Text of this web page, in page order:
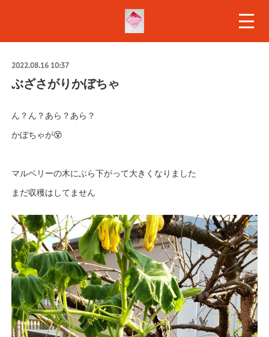
2022.08.16 10:37
ぶざさがりかぼちゃ
ん？ん？あら？あら？
かぼちゃが😵
マルベリーの木にぶら下がって大きくなりました
まだ収穫はしてません